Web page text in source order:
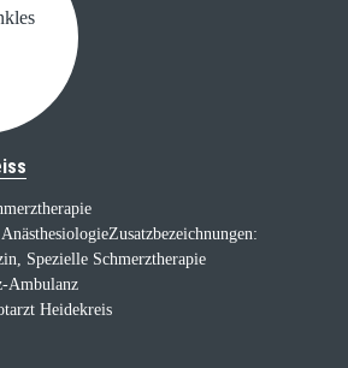
Zusatzbezeichnungen:
Spezielle Schmerztherapie
Ambulanz
Heidekreis